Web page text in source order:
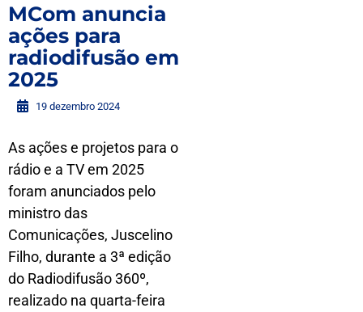
MCom anuncia
ações para
radiodifusão em
2025
19 dezembro 2024
As ações e projetos para o
rádio e a TV em 2025
foram anunciados pelo
ministro das
Comunicações, Juscelino
Filho, durante a 3ª edição
do Radiodifusão 360º,
realizado na quarta-feira